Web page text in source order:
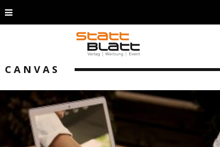
CANVAS